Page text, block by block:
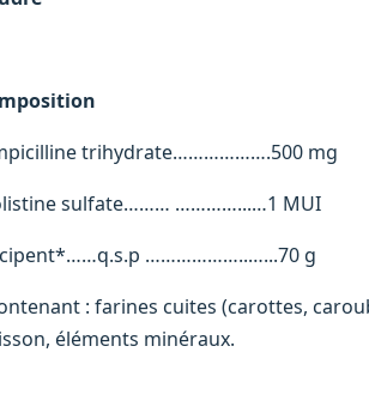
trihydrate……………….500 mg
sulfate……… …………...…1 MUI
………………..…...70 g
: farines cuites (carottes,
éléments minéraux.